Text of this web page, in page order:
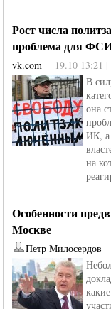
Рост числа
проблема для
vk.com 19.10
В
она
ИК, а
на
Особенности
Москве
Петр Милосердов